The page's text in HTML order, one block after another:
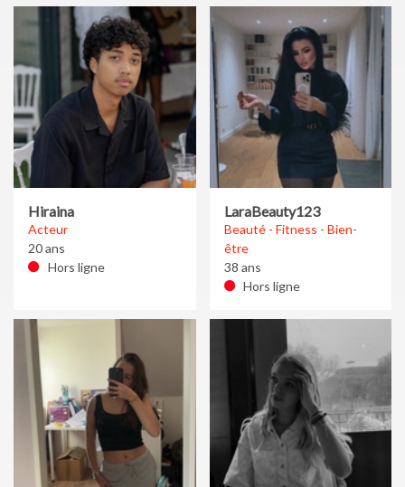
Hiraina
Acteur
20 ans
Hors ligne
LaraBeauty123
Beauté - Fitness - Bien-
être
38 ans
Hors ligne